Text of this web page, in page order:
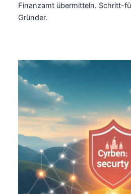
Finanzamt übermitteln. Schritt-
Gründer.